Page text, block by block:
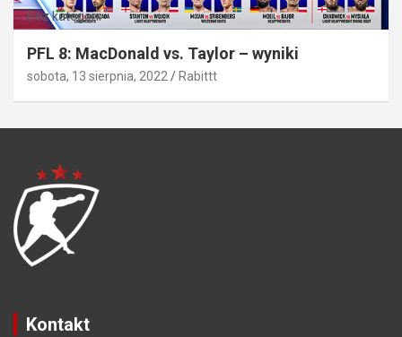
Bez kategorii
PFL 8: MacDonald vs. Taylor – wyniki
sobota, 13 sierpnia, 2022 Rabittt
Kontakt